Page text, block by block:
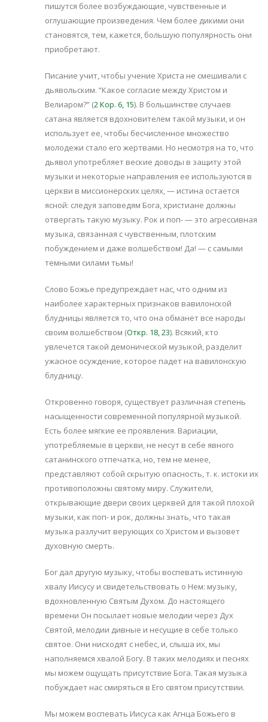
пишутся более возбуждающие, чувственные и
оглушающие произведения. Чем более дикими они
становятся, тем, кажется, большую популярность они
приобретают.
Писание учит, чтобы учение Христа не смешивали с
дьявольским. “Какое согласие между Христом и
Велиаром?” (2 Кор. 6, 15). В большинстве случаев
сатана является вдохновителем такой музыки, и он
использует ее, чтобы бесчисленное множество
молодежи стало его жертвами. Но несмотря на то, что
дьявол употребляет веские доводы в защиту этой
музыки и некоторые направления ее используются в
церкви в миссионерских целях, — истина остается
ясной: следуя заповедям Бога, христиане должны
отвергать такую музыку. Рок и поп- — это агрессивная
музыка, связанная с чувственным, плотским
побуждением и даже волшебством! Да! — с самыми
темными силами тьмы!
Слово Божье предупреждает нас, что одним из
наиболее характерных признаков вавилонской
блудницы является то, что она обманет все народы
своим волшебством (Откр. 18, 23). Всякий, кто
увлечется такой демонической музыкой, разделит
ужасное осуждение, которое падет на вавилонскую
блудницу.
Откровенно говоря, существует различная степень
насыщенности современной популярной музыкой.
Есть более мягкие ее проявления. Вариации,
употребляемые в церкви, не несут в себе явного
сатанинского отпечатка, но, тем не менее,
представляют собой скрытую опасность, т. к. истоки их
противоположны святому миру. Служители,
открывающие двери своих церквей для такой плохой
музыки, как поп- и рок, должны знать, что такая
музыка разлучит верующих со Христом и вызовет
духовную смерть.
Бог дал другую музыку, чтобы воспевать истинную
хвалу Иисусу и свидетельствовать о Нем: музыку,
вдохновленную Святым Духом. До настоящего
времени Он посылает новые мелодии через Дух
Святой, мелодии дивные и несущие в себе только
святое. Они нисходят с небес, и, слыша их, мы
наполняемся хвалой Богу. В таких мелодиях и песнях
мы можем ощущать присутствие Бога. Такая музыка
побуждает нас смиряться в Его святом присутствии.
Мы можем воспевать Иисуса как Агнца Божьего в